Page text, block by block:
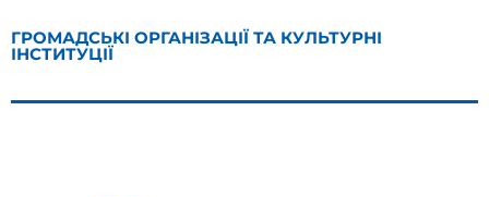
ГРОМАДСЬКІ ОРГАНІЗАЦІЇ ТА КУЛЬТУРНІ
ІНСТИТУЦІЇ